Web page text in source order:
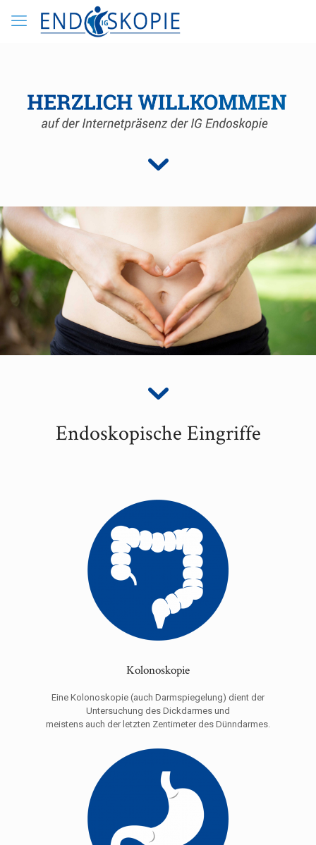
Endoskopische Eingriffe
Kolonoskopie
Eine Kolonoskopie (auch Darmspiegelung) dient der
Untersuchung des Dickdarmes und
meistens auch der letzten Zentimeter des Dünndarmes.